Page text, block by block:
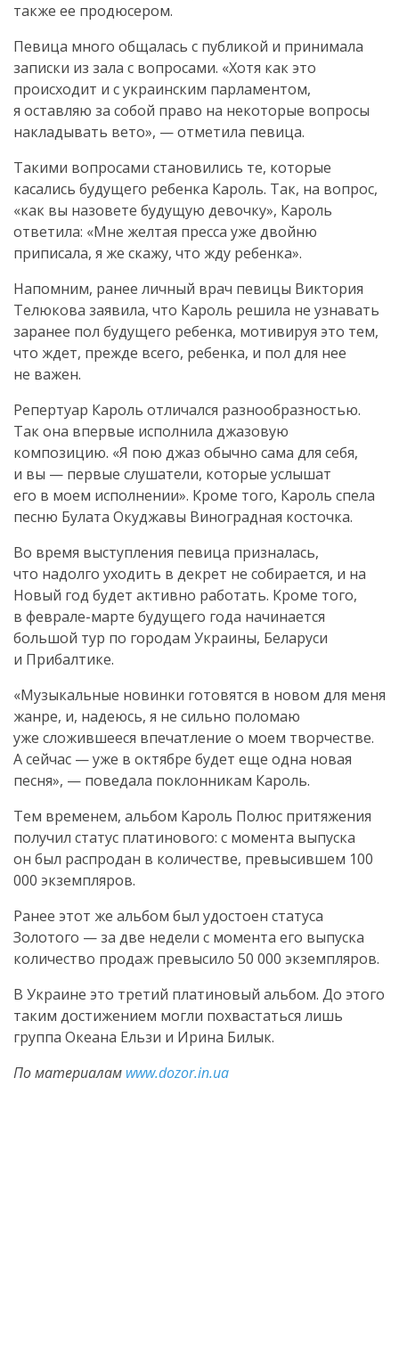
также ее продюсером.
Певица много общалась с публикой и принимала
записки из зала с вопросами. «Хотя как это
происходит и с украинским парламентом,
я оставляю за собой право на некоторые вопросы
накладывать вето», — отметила певица.
Такими вопросами становились те, которые
касались будущего ребенка Кароль. Так, на вопрос,
«как вы назовете будущую девочку», Кароль
ответила: «Мне желтая пресса уже двойню
приписала, я же скажу, что жду ребенка».
Напомним, ранее личный врач певицы Виктория
Телюкова заявила, что Кароль решила не узнавать
заранее пол будущего ребенка, мотивируя это тем,
что ждет, прежде всего, ребенка, и пол для нее
не важен.
Репертуар Кароль отличался разнообразностью.
Так она впервые исполнила джазовую
композицию. «Я пою джаз обычно сама для себя,
и вы — первые слушатели, которые услышат
его в моем исполнении». Кроме того, Кароль спела
песню Булата Окуджавы Виноградная косточка.
Во время выступления певица призналась,
что надолго уходить в декрет не собирается, и на
Новый год будет активно работать. Кроме того,
в феврале-марте будущего года начинается
большой тур по городам Украины, Беларуси
и Прибалтике.
«Музыкальные новинки готовятся в новом для меня
жанре, и, надеюсь, я не сильно поломаю
уже сложившееся впечатление о моем творчестве.
А сейчас — уже в октябре будет еще одна новая
песня», — поведала поклонникам Кароль.
Тем временем, альбом Кароль Полюс притяжения
получил статус платинового: с момента выпуска
он был распродан в количестве, превысившем 100
000 экземпляров.
Ранее этот же альбом был удостоен статуса
Золотого — за две недели с момента его выпуска
количество продаж превысило 50 000 экземпляров.
В Украине это третий платиновый альбом. До этого
таким достижением могли похвастаться лишь
группа Океана Ельзи и Ирина Билык.
По материалам www.dozor.in.ua